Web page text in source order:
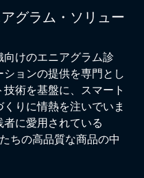
グラム・ソリュー
けのエニアグラム診
ョンの提供を専門とし
術を基盤に、スマート
りに情熱を注いでいま
に愛用されている
ちの高品質な商品の中